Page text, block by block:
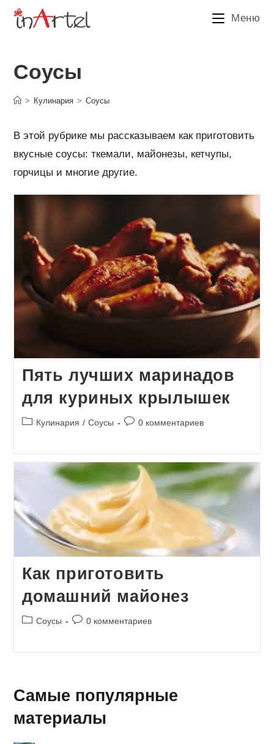
Перейти
Меню
Соусы
> Кулинария > Соусы
В этой рубрике мы рассказываем как приготовить
вкусные соусы: ткемали, майонезы, кетчупы,
горчицы и многие другие.
Пять лучших маринадов
для куриных крылышек
Рубрика
Кулинария / Соусы
Комментарии
0 комментариев
Как приготовить
домашний майонез
Рубрика
Соусы
Комментарии
0 комментариев
Самые популярные
материалы